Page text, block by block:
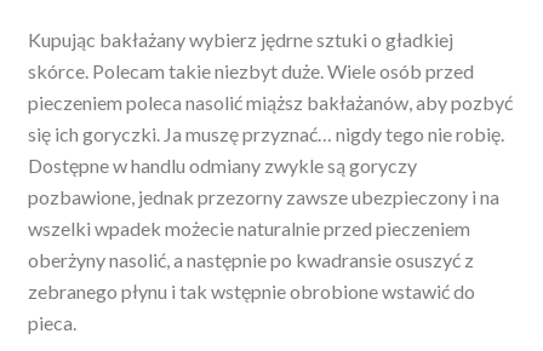
Kupując bakłażany wybierz jędrne sztuki o gładkiej
skórce. Polecam takie niezbyt duże. Wiele osób przed
pieczeniem poleca nasolić miąższ bakłażanów, aby pozbyć
się ich goryczki. Ja muszę przyznać… nigdy tego nie robię.
Dostępne w handlu odmiany zwykle są goryczy
pozbawione, jednak przezorny zawsze ubezpieczony i na
wszelki wpadek możecie naturalnie przed pieczeniem
oberżyny nasolić, a następnie po kwadransie osuszyć z
zebranego płynu i tak wstępnie obrobione wstawić do
pieca.